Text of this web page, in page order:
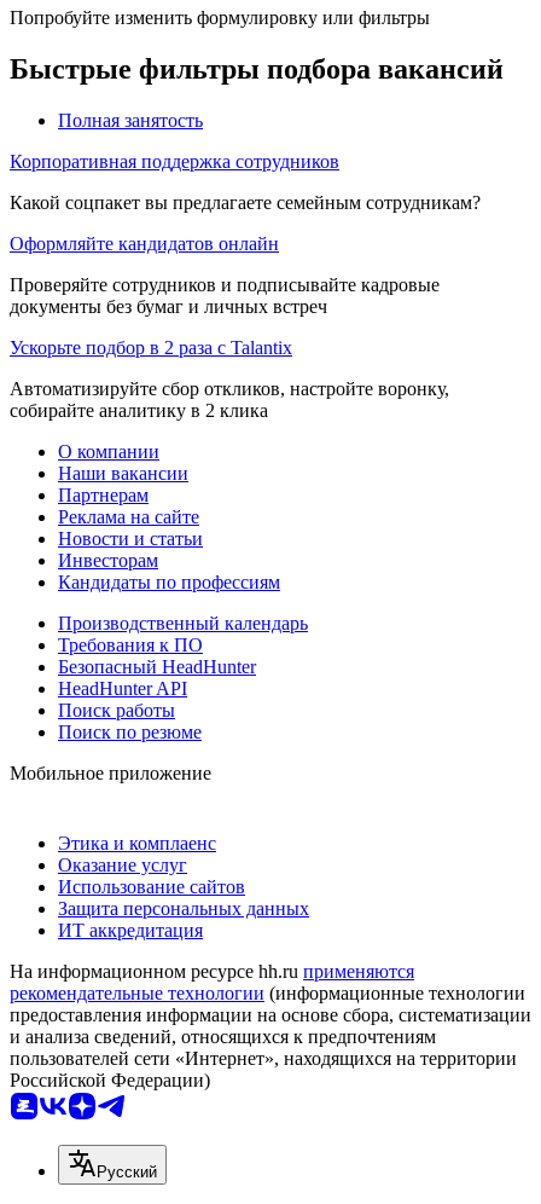
Попробуйте изменить формулировку или фильтры
Быстрые фильтры подбора вакансий
Полная занятость
Корпоративная поддержка сотрудников
Какой соцпакет вы предлагаете семейным сотрудникам?
Оформляйте кандидатов онлайн
Проверяйте сотрудников и подписывайте кадровые
документы без бумаг и личных встреч
Ускорьте подбор в 2 раза с Talantix
Автоматизируйте сбор откликов, настройте воронку,
собирайте аналитику в 2 клика
О компании
Наши вакансии
Партнерам
Реклама на сайте
Новости и статьи
Инвесторам
Кандидаты по профессиям
Производственный календарь
Требования к ПО
Безопасный HeadHunter
HeadHunter API
Поиск работы
Поиск по резюме
Мобильное приложение
Этика и комплаенс
Оказание услуг
Использование сайтов
Защита персональных данных
ИТ аккредитация
На информационном ресурсе hh.ru применяются
рекомендательные технологии (информационные технологии
предоставления информации на основе сбора, систематизации
и анализа сведений, относящихся к предпочтениям
пользователей сети «Интернет», находящихся на территории
Российской Федерации)
Русский